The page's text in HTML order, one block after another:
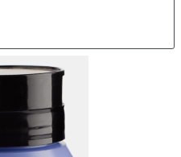
behagelig at arbejde
serien er, at den let
akryl farver fra Amsterdam
Farvekoderne er ens på
så du kan udforske dine
teknikker, samtidig
de samme farver fra